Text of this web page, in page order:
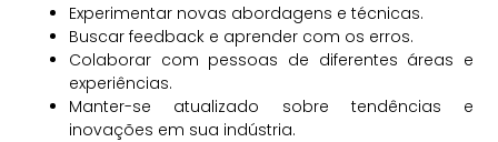
Experimentar novas abordagens e técnicas.
Buscar feedback e aprender com os erros.
Colaborar com pessoas de diferentes áreas e
experiências.
Manter-se atualizado sobre tendências e
inovações em sua indústria.